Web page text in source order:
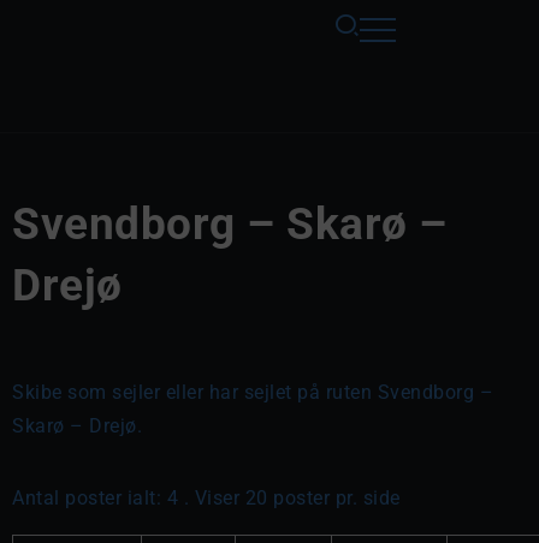
Svendborg – Skarø –
Drejø
Skibe som sejler eller har sejlet på ruten Svendborg –
Skarø – Drejø.
Antal poster ialt: 4 . Viser 20 poster pr. side